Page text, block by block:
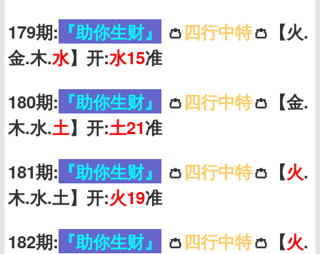
179期: 『助你生财』 👛四行中特👛【火.
金.木.水】开:水15准
180期: 『助你生财』 👛四行中特👛【金.
木.水.土】开:土21准
181期: 『助你生财』 👛四行中特👛【火.
木.水.土】开:火19准
182期: 『助你生财』 👛四行中特👛【火.